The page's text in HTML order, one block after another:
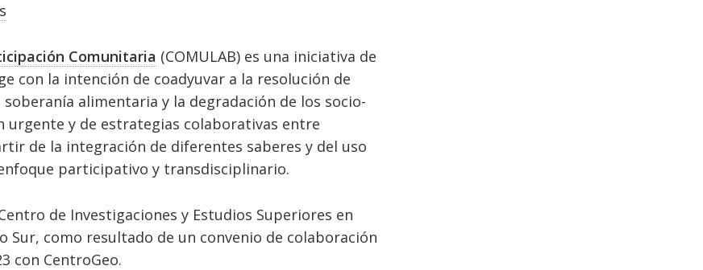
Comunitaria (COMULAB) es una iniciativa de
con la intención de coadyuvar a la resolución de
alimentaria y la degradación de los socio-
urgente y de estrategias colaborativas entre
de la integración de diferentes saberes y del uso
participativo y transdisciplinario.
de Investigaciones y Estudios Superiores en
Sur, como resultado de un convenio de colaboración
con CentroGeo.